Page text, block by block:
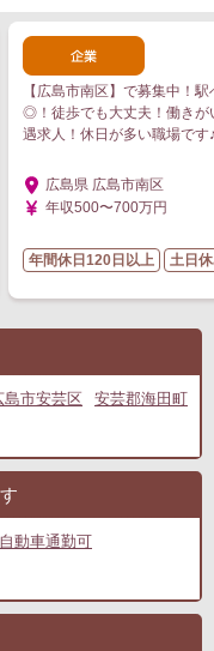
【広島市南区】で募集中！
◎！徒歩でも大丈夫！働きが
遇求人！休日が多い職場です
広島県 広島市南区
年収500〜700万円
年間休日120日以上 土日
島市安芸区
安芸郡海田町
自動車通勤可